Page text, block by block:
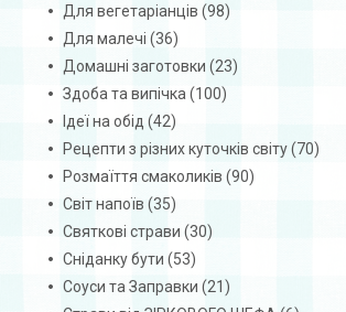
Для вегетаріанців (98)
Для малечі (36)
Домашні заготовки (23)
Здоба та випічка (100)
Ідеї на обід (42)
Рецепти з різних куточків світу(70)
Розмаїття смаколиків (90)
Світ напоїв (35)
Святкові страви (30)
Сніданку бути (53)
Соуси та Заправки (21)